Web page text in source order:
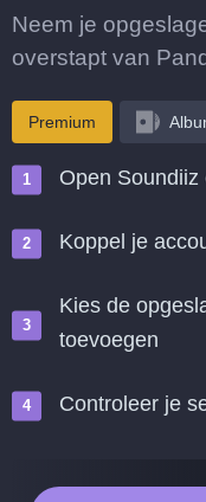
Neem je
overstapt van
Premium
Open
Koppel je
Kies de
toevoegen
Controleer je